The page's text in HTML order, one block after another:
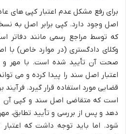
برای رفع مشکل عدم اعتبار کپی های
اصل وجود دارد. کپی برابر اصل به
که توسط مراجع رسمی مانند دفاتر
وکلای دادگستری (در موارد خاص) با
صحت آن تأیید شده است. با مهر و
اعتبار اصل سند را پیدا کرده و می
قضایی مورد استفاده قرار گیرد.
است که متقاضی اصل سند و کپی آن
دهد و پس از بررسی و تأیید تطابق،
شود. اما باید توجه داشت که